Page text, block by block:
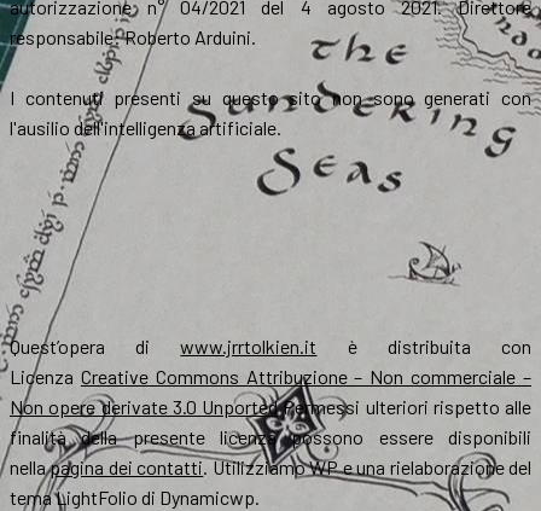
autorizzazione n° 04/2021 del 4 agosto 2021. Direttore
responsabile: Roberto Arduini.
I contenuti presenti su questo sito non sono generati con
l'ausilio dell'intelligenza artificiale.
Quest’opera diwww.jrrtolkien.it è distribuita con
Licenza Creative Commons Attribuzione – Non commerciale –
Non opere derivate 3.0 UnportedPermessi ulteriori rispetto alle
finalità della presente licenza possono essere disponibili
nellapagina dei contatti. Utilizziamo WP e una rielaborazione del
tema LightFolio di Dynamicwp.